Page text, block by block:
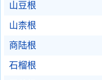
山豆根
山柰根
商陆根
石榴根